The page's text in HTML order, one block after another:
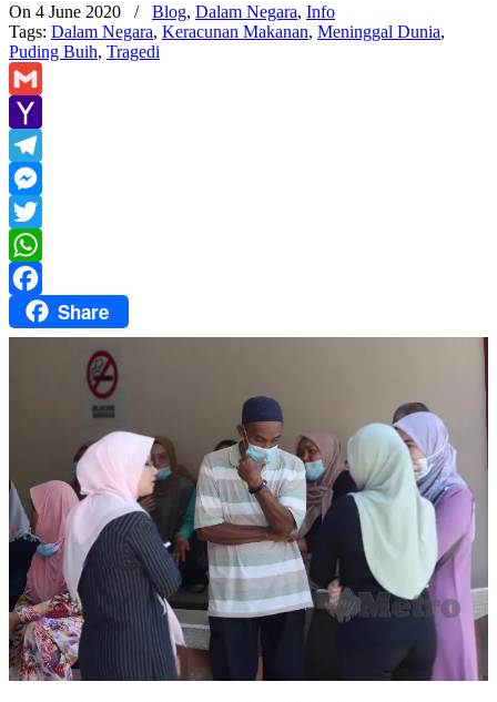
On 4 June 2020 / Blog, Dalam Negara, Info
Tags: Dalam Negara, Keracunan Makanan, Meninggal Dunia,
Puding Buih, Tragedi
Gmail
Yahoo
Mail
Telegram
Messenger
Twitter
WhatsApp
FacebookShare